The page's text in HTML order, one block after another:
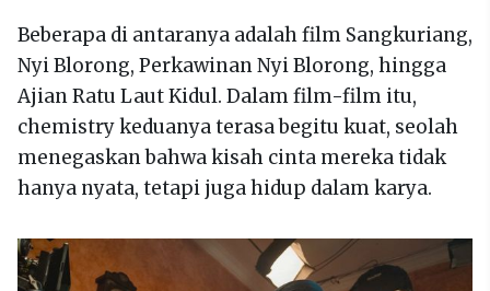
Beberapa di antaranya adalah film Sangkuriang,
Nyi Blorong, Perkawinan Nyi Blorong, hingga
Ajian Ratu Laut Kidul. Dalam film-film itu,
chemistry keduanya terasa begitu kuat, seolah
menegaskan bahwa kisah cinta mereka tidak
hanya nyata, tetapi juga hidup dalam karya.